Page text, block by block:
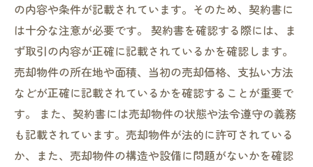
の内容や条件が記載されています。そのため、契約書に
は十分な注意が必要です。 契約書を確認する際には、ま
ず取引の内容が正確に記載されているかを確認します。
売却物件の所在地や面積、当初の売却価格、支払い方法
などが正確に記載されているかを確認することが重要で
す。 また、契約書には売却物件の状態や法令遵守の義務
も記載されています。売却物件が法的に許可されている
か、また、売却物件の構造や設備に問題がないかを確認